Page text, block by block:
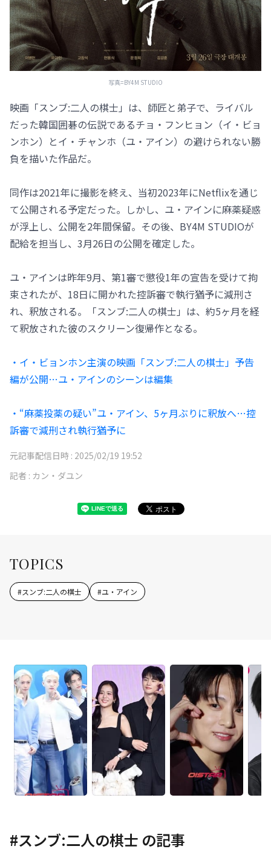
写真=BY4M STUDIO
映画「スンブ:二人の棋士」は、師匠と弟子で、ライバル
だった韓国囲碁の伝説であるチョ・フンヒョン（イ・ビョ
ンホン）とイ・チャンホ（ユ・アイン）の避けられない勝
負を描いた作品だ。
同作は2021年に撮影を終え、当初2023年にNetflixを通じ
て公開される予定だった。しかし、ユ・アインに麻薬疑惑
が浮上し、公開を2年間保留。その後、BY4M STUDIOが
配給を担当し、3月26日の公開を確定した。
ユ・アインは昨年9月、第1審で懲役1年の宣告を受けて拘
束されたが、18日に開かれた控訴審で執行猶予に減刑さ
れ、釈放される。「スンブ:二人の棋士」は、約5ヶ月を経
て釈放された彼のスクリーン復帰作となる。
・イ・ビョンホン主演の映画「スンブ:二人の棋士」予告
編が公開…ユ・アインのシーンは編集
・“麻薬投薬の疑い”ユ・アイン、5ヶ月ぶりに釈放へ…控
訴審で減刑され執行猶予に
元記事配信日時 : 2025/02/19 19:52
記者 : カン・ダユン
TOPICS
#スンブ:二人の棋士 #ユ・アイン
#スンブ:二人の棋士 の記事